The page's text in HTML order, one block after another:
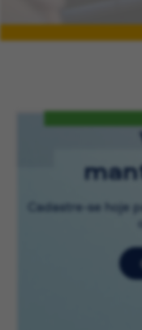
Cadastre-se hoje